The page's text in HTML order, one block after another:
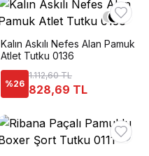
+ 3
Kalın Askılı Nefes Alan Pamuk
Atlet Tutku 0136
%26
1.112,60 TL
828,69 TL